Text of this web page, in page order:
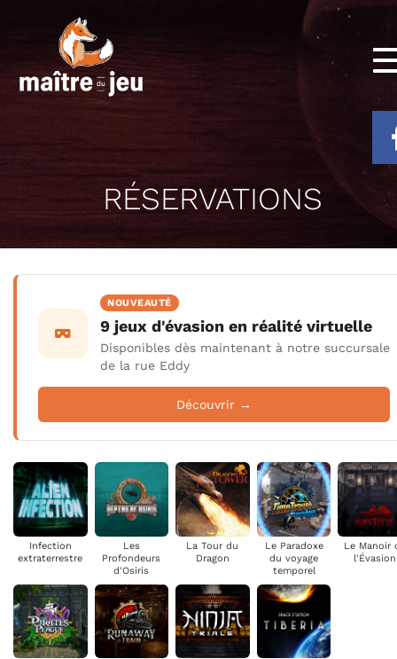
RÉSERVATIONS
NOUVEAUTÉ
9 jeux d'évasion en réalité virtuelle
Disponibles dès maintenant à notre succursale
de la rue Eddy
Découvrir →
Infection
extraterrestre
Les
Profondeurs
d'Osiris
La Tour du
Dragon
Le Paradoxe
du voyage
temporel
Le Manoir
l'Évasion